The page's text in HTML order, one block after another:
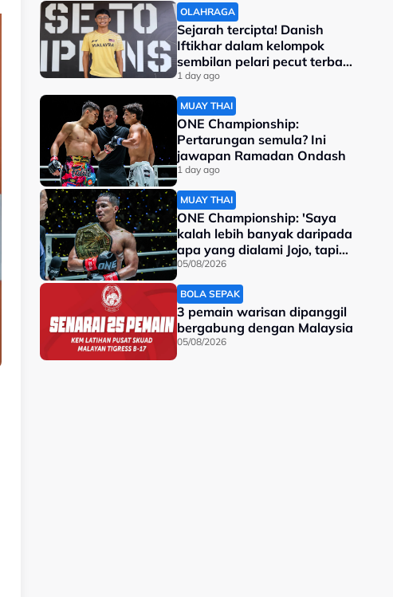
OLAHRAGA
Sejarah tercipta! Danish
Iftikhar dalam kelompok
sembilan pelari pecut terbaik
dunia
1 day ago
MUAY THAI
ONE Championship:
Pertarungan semula? Ini
jawapan Ramadan Ondash
1 day ago
MUAY THAI
ONE Championship: 'Saya
kalah lebih banyak daripada
apa yang dialami Jojo, tapi
saya jadi juara dunia'
05/08/2026
BOLA SEPAK
3 pemain warisan dipanggil
bergabung dengan Malaysia
05/08/2026